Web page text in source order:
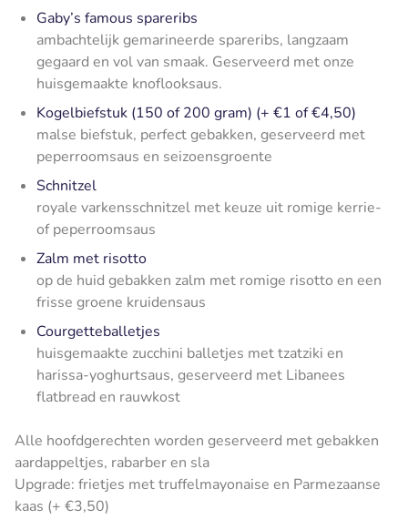
Gaby’s famous spareribs
ambachtelijk gemarineerde spareribs, langzaam
gegaard en vol van smaak. Geserveerd met onze
huisgemaakte knoflooksaus.
Kogelbiefstuk (150 of 200 gram) (+ €1 of €4,50)
malse biefstuk, perfect gebakken, geserveerd met
peperroomsaus en seizoensgroente
Schnitzel
royale varkensschnitzel met keuze uit romige kerrie-
of peperroomsaus
Zalm met risotto
op de huid gebakken zalm met romige risotto en een
frisse groene kruidensaus
Courgetteballetjes
huisgemaakte zucchini balletjes met tzatziki en
harissa-yoghurtsaus, geserveerd met Libanees
flatbread en rauwkost
Alle hoofdgerechten worden geserveerd met gebakken
aardappeltjes, rabarber en sla
Upgrade: frietjes met truffelmayonaise en Parmezaanse
kaas (+ €3,50)